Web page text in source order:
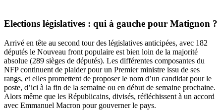
Elections législatives : qui à gauche pour Matignon ?
Arrivé en tête au second tour des législatives anticipées, avec 182
députés le Nouveau front populaire est bien loin de la majorité
absolue (289 sièges de députés). Les différentes composantes du
NFP continuent de plaider pour un Premier ministre issu de ses
rangs, et elles promettent de proposer le nom d’un candidat pour le
poste, d’ici à la fin de la semaine ou en début de semaine prochaine.
Alors même que les Républicains, divisés, réfléchissent à un accord
avec Emmanuel Macron pour gouverner le pays.